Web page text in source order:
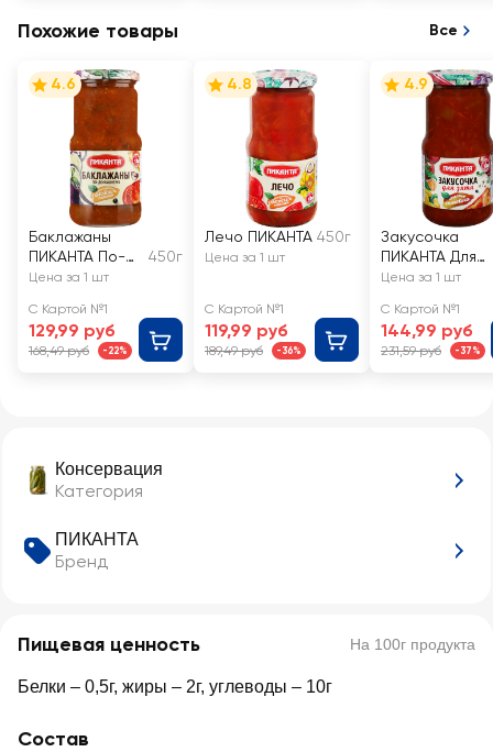
Консервация
Категория
ПИКАНТА
Бренд
Пищевая ценность На 100г продукта
Белки – 0,5г, жиры – 2г, углеводы – 10г
Состав
Похожие товары Все
4.6
Баклажаны
ПИКАНТА По-
домашнему
450г
Цена за 1 шт
С Картой №1
129,99 руб
168,49 руб -22%
4.8
Лечо ПИКАНТА 450г
Цена за 1 шт
С Картой №1
119,99 руб
189,49 руб -36%
4.9
Закусочка
ПИКАНТА Для
зятя
Цена за 1 шт
С Картой №1
144,99 руб
231,59 руб -37%